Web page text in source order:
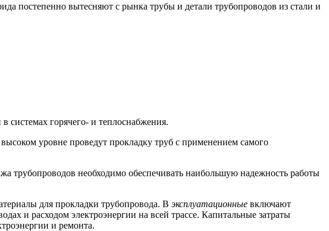
постепенно вытесняют с рынка трубы и детали трубопроводов из стали и
системах горячего- и теплоснабжения.
уровне проведут прокладку труб с применением самого
трубопроводов необходимо обеспечивать наибольшую надежность работы
для прокладки трубопровода. В эксплуатационные включают
и расходом электроэнергии на всей трассе. Капитальные затраты
и ремонта.